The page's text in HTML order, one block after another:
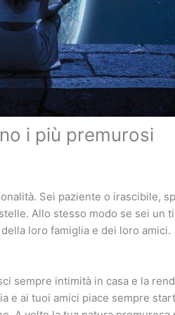
i più premurosi
Sei paziente o irascibile,
Allo stesso modo se sei un
loro famiglia e dei loro amici.
sempre intimità in casa e la
e ai tuoi amici piace sempre